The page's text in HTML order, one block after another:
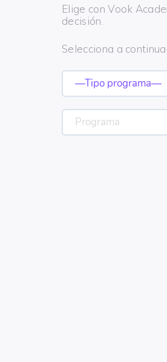
Elige con Vook
decisión.
Selecciona a